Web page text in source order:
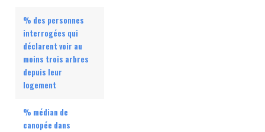
% des personnes
interrogées qui
déclarent voir au
moins trois arbres
depuis leur
logement
% médian de
canopée dans